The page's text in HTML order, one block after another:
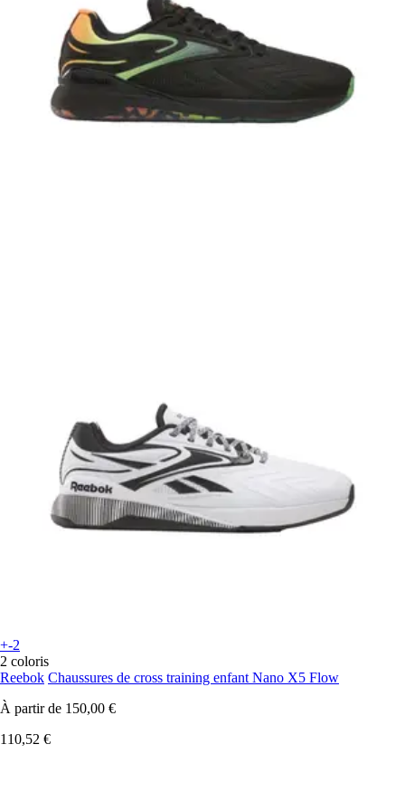
+-2
2 coloris
Reebok Chaussures de cross training enfant Nano X5 Flow
À partir de 150,00 €
110,52 €